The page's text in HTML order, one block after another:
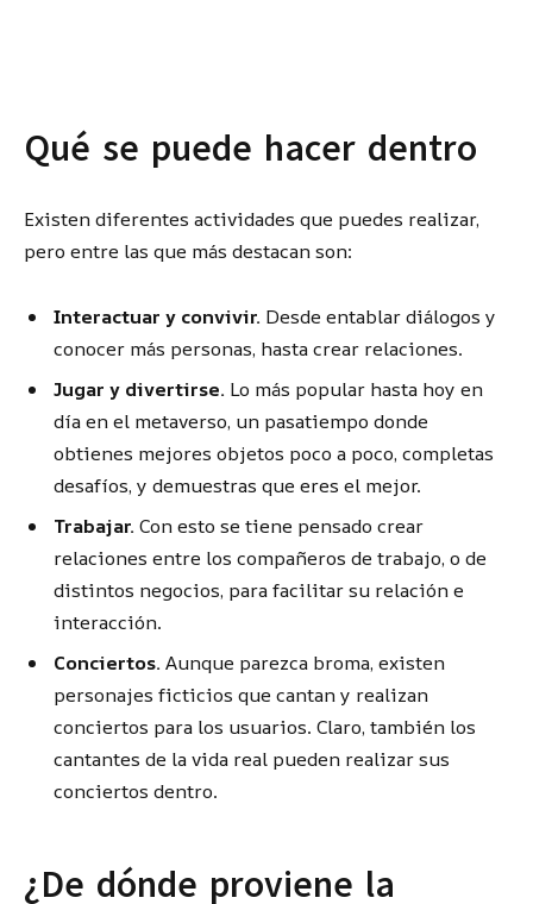
Qué se puede hacer dentro
Existen diferentes actividades que puedes realizar,
pero entre las que más destacan son:
Interactuar y convivir. Desde entablar diálogos y
conocer más personas, hasta crear relaciones.
Jugar y divertirse. Lo más popular hasta hoy en
día en el metaverso, un pasatiempo donde
obtienes mejores objetos poco a poco, completas
desafíos, y demuestras que eres el mejor.
Trabajar. Con esto se tiene pensado crear
relaciones entre los compañeros de trabajo, o de
distintos negocios, para facilitar su relación e
interacción.
Conciertos. Aunque parezca broma, existen
personajes ficticios que cantan y realizan
conciertos para los usuarios. Claro, también los
cantantes de la vida real pueden realizar sus
conciertos dentro.
¿De dónde proviene la